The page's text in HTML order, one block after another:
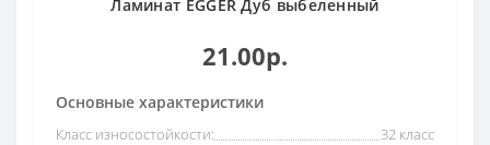
Ламинат EGGER Дуб выбеленный
21.00р.
Основные характеристики
Класс износостойкости:
32 класс